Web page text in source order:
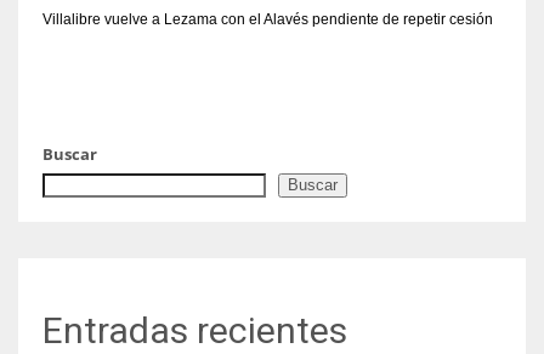
Villalibre vuelve a Lezama con el Alavés pendiente de repetir cesión
Buscar
Buscar
Entradas recientes